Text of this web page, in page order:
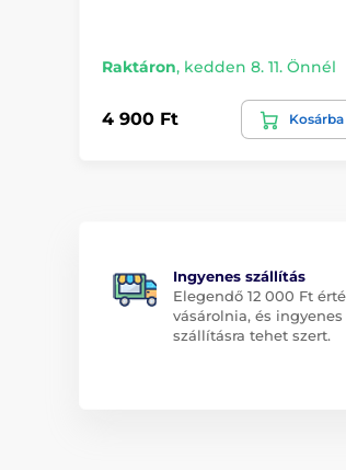
Raktáron, kedden 8. 11. Önnél
4 900 Ft Kosárba
Ingyenes szállítás
Elegendő 12 000 Ft
vásárolnia, és ingyenes
szállításra tehet szert.